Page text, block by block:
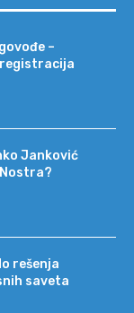
–
Janković
rešenja
saveta